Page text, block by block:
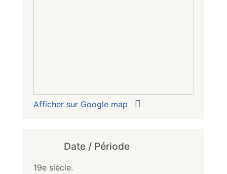
Afficher sur Google map
Date / Période
19e siècle.